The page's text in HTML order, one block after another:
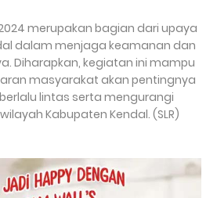
merupakan bagian dari upaya
dalam menjaga keamanan dan
Diharapkan, kegiatan ini mampu
masyarakat akan pentingnya
lintas serta mengurangi
Kabupaten Kendal. (SLR)